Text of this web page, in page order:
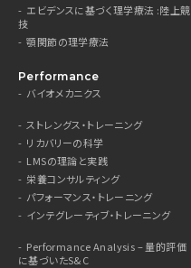
エビデンスに基づく理学療法 :陸上競
技
顎関節の理学療法
Performance
バイオメカニクス
ストレングス・トレーニング
リカバリーの科学
LMSの理論と実践
栄養コンサルティング
パフォーマンス・トレーニング
インテグレーティブ・トレーニング
Performance Analysis – 量的評価
に基づいたS&C